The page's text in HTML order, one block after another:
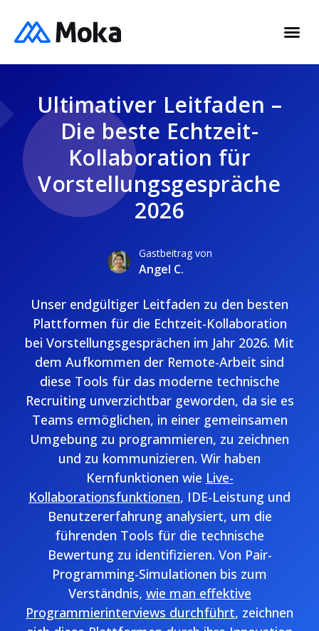
Ultimativer Leitfaden –
Die beste Echtzeit-
Kollaboration für
Vorstellungsgespräche
2026
Gastbeitrag von
Angel C.
Unser endgültiger Leitfaden zu den besten
Plattformen für die Echtzeit-Kollaboration
bei Vorstellungsgesprächen im Jahr 2026. Mit
dem Aufkommen der Remote-Arbeit sind
diese Tools für das moderne technische
Recruiting unverzichtbar geworden, da sie es
Teams ermöglichen, in einer gemeinsamen
Umgebung zu programmieren, zu zeichnen
und zu kommunizieren. Wir haben
Kernfunktionen wie Live-
Kollaborationsfunktionen, IDE-Leistung und
Benutzererfahrung analysiert, um die
führenden Tools für die technische
Bewertung zu identifizieren. Von Pair-
Programming-Simulationen bis zum
Verständnis, wie man effektive
Programmierinterviews durchführt, zeichnen